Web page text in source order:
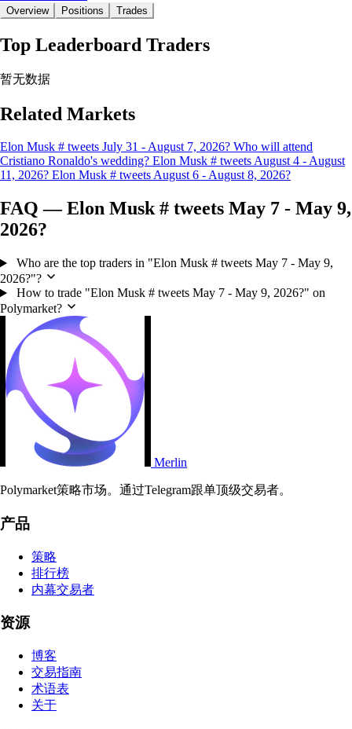
Overview Positions Trades
Top Leaderboard Traders
暂无数据
Related Markets
Elon Musk # tweets July 31 - August 7, 2026? Who will attend
Cristiano Ronaldo's wedding? Elon Musk # tweets August 4 - August
11, 2026? Elon Musk # tweets August 6 - August 8, 2026?
FAQ — Elon Musk # tweets May 7 - May 9,
2026?
Who are the top traders in "Elon Musk # tweets May 7 - May 9,
2026?"?
How to trade "Elon Musk # tweets May 7 - May 9, 2026?" on
Polymarket?
Merlin
Polymarket策略市场。通过Telegram跟单顶级交易者。
产品
策略
排行榜
内幕交易者
资源
博客
交易指南
术语表
关于